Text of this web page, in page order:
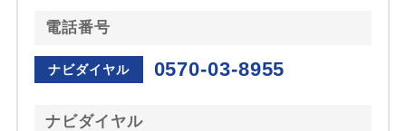
電話番号
ナビダイヤル 0570-03-8955
ナビダイヤル